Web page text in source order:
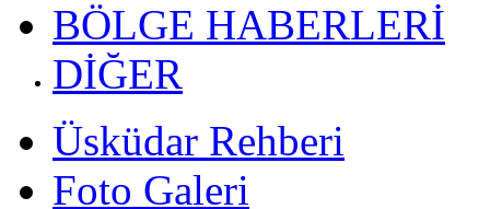
BÖLGE HABERLERİ
DİĞER
Üsküdar Rehberi
Foto Galeri